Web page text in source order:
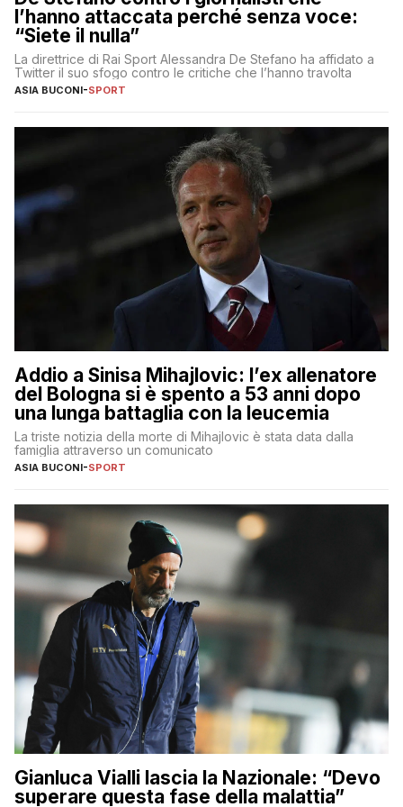
l’hanno attaccata perché senza voce:
“Siete il nulla”
La direttrice di Rai Sport Alessandra De Stefano ha affidato a
Twitter il suo sfogo contro le critiche che l’hanno travolta
ASIA BUCONI-SPORT
Addio a Sinisa Mihajlovic: l’ex allenatore
del Bologna si è spento a 53 anni dopo
una lunga battaglia con la leucemia
La triste notizia della morte di Mihajlovic è stata data dalla
famiglia attraverso un comunicato
ASIA BUCONI-SPORT
Gianluca Vialli lascia la Nazionale: “Devo
superare questa fase della malattia”